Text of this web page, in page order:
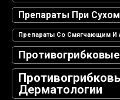
Препараты При
Препараты Со Смягчающим И
Дерматологии